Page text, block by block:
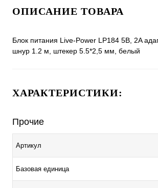
ОПИСАНИЕ ТОВАРА
Блок питания Live-Power LP184 5В, 2A
шнур 1.2 м, штекер 5.5*2,5 мм, белый
ХАРАКТЕРИСТИКИ:
Прочие
Артикул
Базовая единица